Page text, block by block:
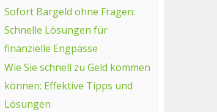
Sofort Bargeld ohne Fragen:
Schnelle Lösungen für
finanzielle Engpässe
Wie Sie schnell zu Geld kommen
können: Effektive Tipps und
Lösungen